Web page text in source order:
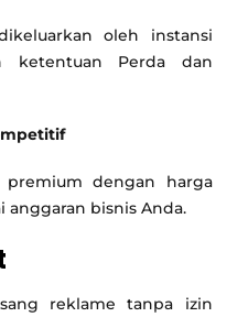
oleh instansi
ketentuan Perda dan
premium dengan harga
anggaran bisnis Anda.
reklame tanpa izin